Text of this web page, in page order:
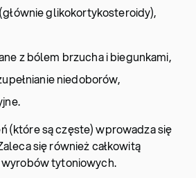
glikokortykosteroidy),
z bólem brzucha i biegunkami,
niedoborów,
(które są częste) wprowadza się
się również całkowitą
tytoniowych.